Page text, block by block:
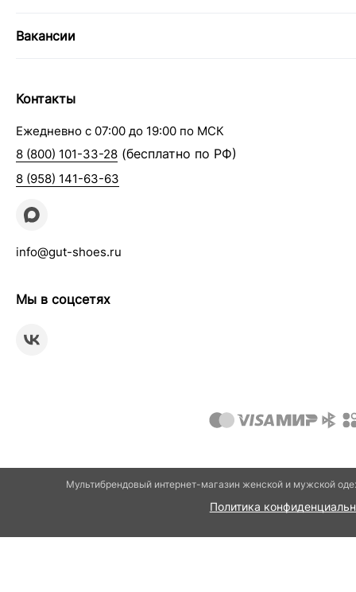
Вакансии
Контакты
Ежедневно с 07:00 до 19:00 по МСК
8 (800) 101-33-28 (бесплатно по РФ)
8 (958) 141-63-63
info@gut-shoes.ru
Мы в соцсетях
Мультибрендовый интернет-магазин женской и мужской
Политика